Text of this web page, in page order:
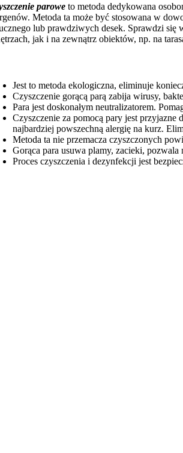
parowe to metoda dedykowana
Metoda ta może być stosowana w
lub prawdziwych desek. Sprawdzi
jak i na zewnątrz obiektów, np. na
Jest to metoda ekologiczna, eliminuje
Czyszczenie gorącą parą zabija wirusy,
Para jest doskonałym neutralizatorem.
Czyszczenie za pomocą pary jest
najbardziej powszechną alergię na kurz.
Metoda ta nie przemacza czyszczonych
Gorąca para usuwa plamy, zacieki,
Proces czyszczenia i dezynfekcji jest